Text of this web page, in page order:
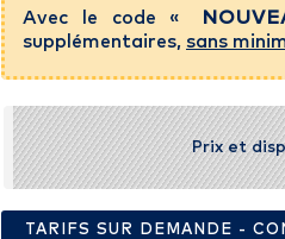
Avec le code «
supplémentaires, sans
Prix et
TARIFS SUR DEMANDE -